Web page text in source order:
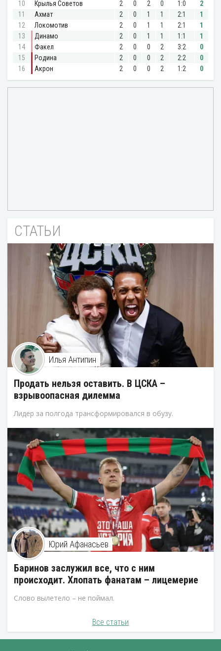
СТАТЬИ
Илья Антипин
Продать нельзя оставить. В ЦСКА –
взрывоопасная дилемма
Лидер за полгода трансформировался в обузу.
Юрий Афанасьев
Баринов заслужил все, что с ним
происходит. Хлопать фанатам – лицемерие
Слово вылетело – не поймал.
Все статьи